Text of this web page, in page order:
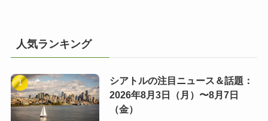
人気ランキング
シアトルの注目ニュース＆話題：
2026年8月3日（月）〜8月7日
（金）